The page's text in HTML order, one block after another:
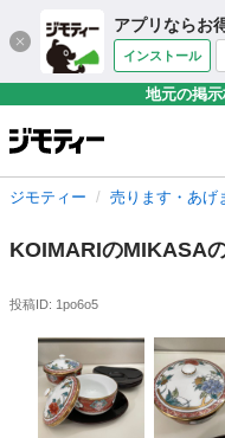
アプリならお
インストール
地元の掲
ジモティー 売ります・あげ
KOIMARIのMIKASA
投稿ID: 1po6o5